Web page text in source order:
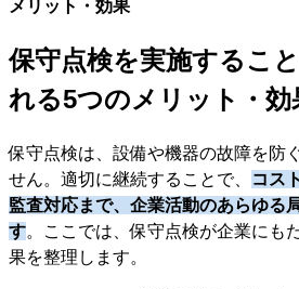
メリット・効果
保守点検を実施するこ
れる5つのメリット・効
保守点検は、設備や機器の故障を防
せん。適切に継続することで、
コス
監査対応まで、企業活動のあらゆる
す。ここでは、保守点検が企業にも
果を整理します。